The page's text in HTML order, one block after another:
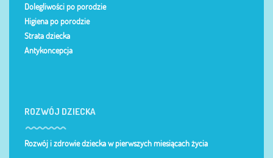
Dolegliwości po porodzie
Higiena po porodzie
Strata dziecka
Antykoncepcja
ROZWÓJ DZIECKA
Rozwój i zdrowie dziecka w pierwszych miesiącach życia